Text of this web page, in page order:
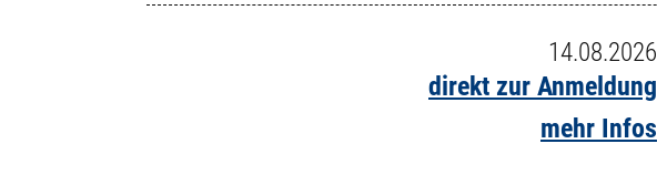
14.08.2026
direkt zur Anmeldung
mehr Infos